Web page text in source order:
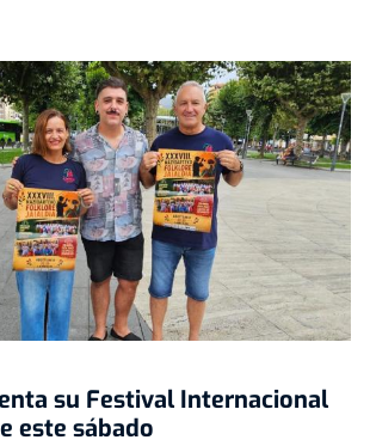
su Festival Internacional
este sábado